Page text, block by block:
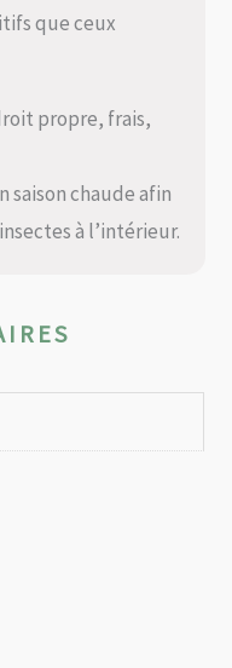
que ceux
propre, frais,
saison chaude afin
à l’intérieur.